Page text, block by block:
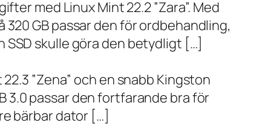
med Linux Mint 22.2 ”Zara”. Med
GB passar den för ordbehandling,
skulle göra den betydligt […]
”Zena” och en snabb Kingston
3.0 passar den fortfarande bra för
bärbar dator […]